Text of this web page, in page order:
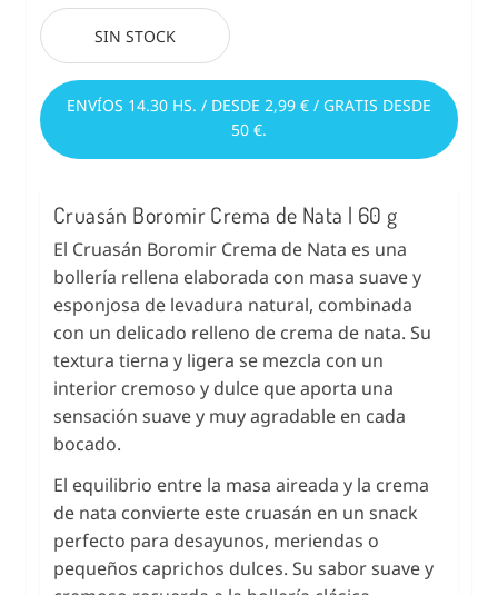
SIN STOCK
ENVÍOS 14.30 HS. / DESDE 2,99 € / GRATIS DESDE
50 €.
Cruasán Boromir Crema de Nata | 60 g
El Cruasán Boromir Crema de Nata es una
bollería rellena elaborada con masa suave y
esponjosa de levadura natural, combinada
con un delicado relleno de crema de nata. Su
textura tierna y ligera se mezcla con un
interior cremoso y dulce que aporta una
sensación suave y muy agradable en cada
bocado.
El equilibrio entre la masa aireada y la crema
de nata convierte este cruasán en un snack
perfecto para desayunos, meriendas o
pequeños caprichos dulces. Su sabor suave y